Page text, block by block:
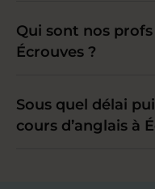
Qui sont nos profs
Écrouves ?
Sous quel délai
cours d’anglais à